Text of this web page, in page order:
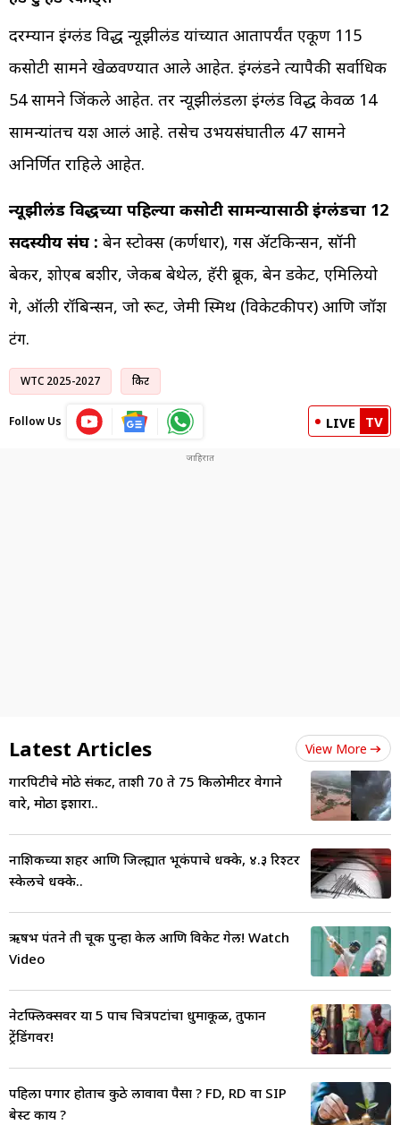
दरम्यान इंग्लंड विरुद्ध न्यूझीलंड यांच्यात आतापर्यंत एकूण 115
कसोटी सामने खेळवण्यात आले आहेत. इंग्लंडने त्यापैकी सर्वाधिक
54 सामने जिंकले आहेत. तर न्यूझीलंडला इंग्लंड विरुद्ध केवळ 14
सामन्यांतच यश आलं आहे. तसेच उभयसंघातील 47 सामने
अनिर्णित राहिले आहेत.
न्यूझीलंड विरूद्धच्या पहिल्या कसोटी सामन्यासाठी इंग्लंडचा 12
सदस्यीय संघ : बेन स्टोक्स (कर्णधार), गस ॲटकिन्सन, सॉनी
बेकर, शोएब बशीर, जेकब बेथेल, हॅरी ब्रूक, बेन डकेट, एमिलियो
गे, ऑली रॉबिन्सन, जो रूट, जेमी स्मिथ (विकेटकीपर) आणि जॉश
टंग.
WTC 2025-2027 क्रिकेट
Follow Us LIVE TV
Latest Articles View More
गारपिटीचे मोठे संकट, ताशी 70 ते 75 किलोमीटर वेगाने
वारे, मोठा इशारा..
नाशिकच्या शहर आणि जिल्ह्यात भूकंपाचे धक्के, ४.३ रिश्टर
स्केलचे धक्के..
ऋषभ पंतने ती चूक पुन्हा केली आणि विकेट गेली! Watch
Video
नेटफ्लिक्सवर या 5 पाच चित्रपटांचा धुमाकूळ, तुफान
ट्रेंडिंगवर!
पहिला पगार होताच कुठे लावावा पैसा ? FD, RD वा SIP
बेस्ट काय ?